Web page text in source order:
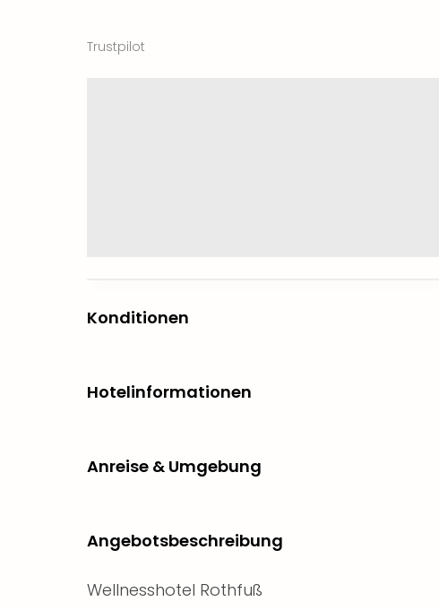
Trustpilot
Konditionen
Hotelinformationen
Anreise & Umgebung
Angebotsbeschreibung
Wellnesshotel Rothfuß